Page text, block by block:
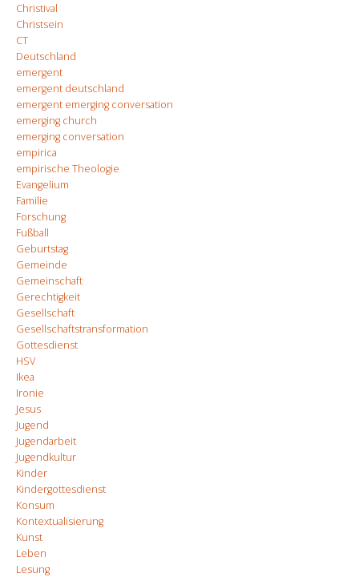
Christival
Christsein
CT
Deutschland
emergent
emergent deutschland
emergent emerging conversation
emerging church
emerging conversation
empirica
empirische Theologie
Evangelium
Familie
Forschung
Fußball
Geburtstag
Gemeinde
Gemeinschaft
Gerechtigkeit
Gesellschaft
Gesellschaftstransformation
Gottesdienst
HSV
Ikea
Ironie
Jesus
Jugend
Jugendarbeit
Jugendkultur
Kinder
Kindergottesdienst
Konsum
Kontextualisierung
Kunst
Leben
Lesung